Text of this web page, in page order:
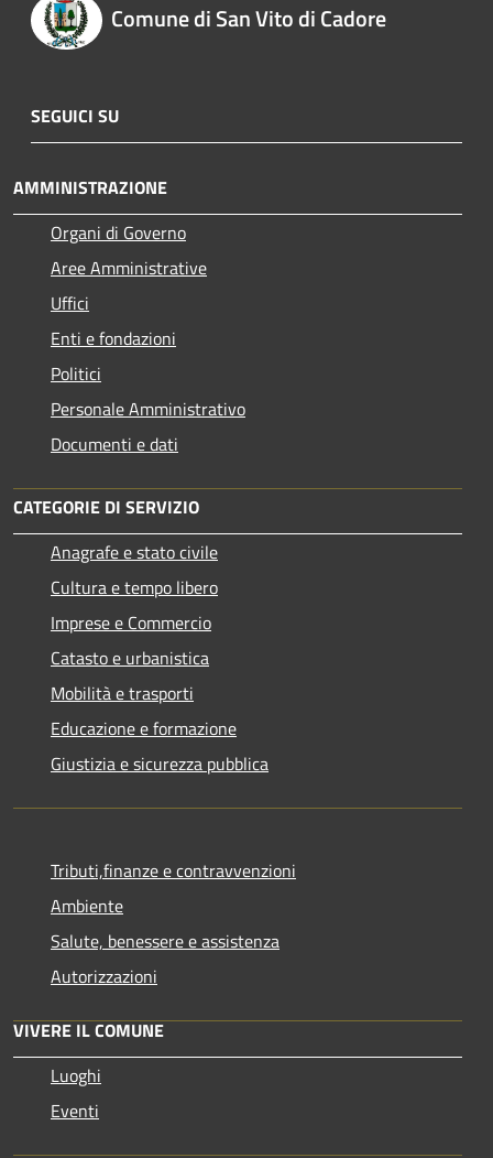
Comune di San Vito di Cadore
SEGUICI SU
AMMINISTRAZIONE
Organi di Governo
Aree Amministrative
Uffici
Enti e fondazioni
Politici
Personale Amministrativo
Documenti e dati
CATEGORIE DI SERVIZIO
Anagrafe e stato civile
Cultura e tempo libero
Imprese e Commercio
Catasto e urbanistica
Mobilità e trasporti
Educazione e formazione
Giustizia e sicurezza pubblica
Tributi,finanze e contravvenzioni
Ambiente
Salute, benessere e assistenza
Autorizzazioni
VIVERE IL COMUNE
Luoghi
Eventi